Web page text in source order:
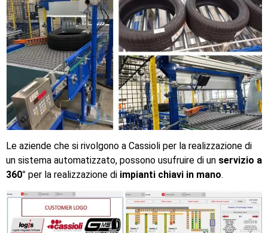
Le aziende che si rivolgono a Cassioli per la realizzazione di
un sistema automatizzato, possono usufruire di un servizio a
360° per la realizzazione di impianti chiavi in mano.